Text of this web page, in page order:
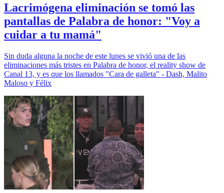
Lacrimógena eliminación se tomó las
pantallas de Palabra de honor: "Voy a
cuidar a tu mamá"
Sin duda alguna la noche de este lunes se vivió una de las
eliminaciones más tristes en Palabra de honor, el reality show de
Canal 13, y es que los llamados "Cara de galleta" - Dash, Malito
Maloso y Félix